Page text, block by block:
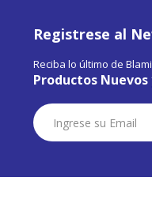
Registrese al
Reciba lo último de
Productos Nuevos
Suscríbase
a
Nuestro